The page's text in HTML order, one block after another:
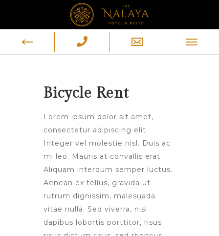
Bicycle Rent
Lorem ipsum dolor sit amet,
consectetur adipiscing elit.
Integer vel molestie nisl. Duis ac
mi leo. Mauris at convallis erat.
Aliquam interdum semper luctus.
Aenean ex tellus, gravida ut
rutrum dignissim, malesuada
vitae nulla. Sed viverra, nisl
dapibus lobortis porttitor, risus